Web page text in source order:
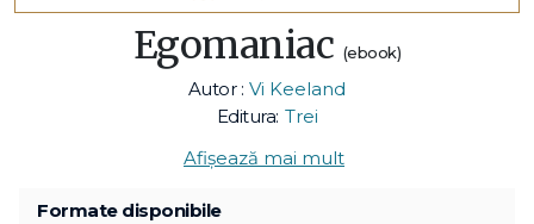
Egomaniac (ebook)
Autor : Vi Keeland
Editura: Trei
Afișează mai mult
Formate disponibile